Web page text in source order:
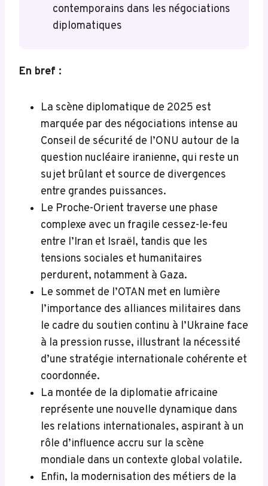
contemporains dans les négociations
diplomatiques
En bref :
La scène diplomatique de 2025 est
marquée par des négociations intense au
Conseil de sécurité de l’ONU autour de la
question nucléaire iranienne, qui reste un
sujet brûlant et source de divergences
entre grandes puissances.
Le Proche-Orient traverse une phase
complexe avec un fragile cessez-le-feu
entre l’Iran et Israël, tandis que les
tensions sociales et humanitaires
perdurent, notamment à Gaza.
Le sommet de l’OTAN met en lumière
l’importance des alliances militaires dans
le cadre du soutien continu à l’Ukraine face
à la pression russe, illustrant la nécessité
d’une stratégie internationale cohérente et
coordonnée.
La montée de la diplomatie africaine
représente une nouvelle dynamique dans
les relations internationales, aspirant à un
rôle d’influence accru sur la scène
mondiale dans un contexte global volatile.
Enfin, la modernisation des métiers de la